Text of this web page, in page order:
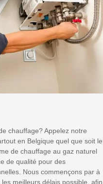
chauffage? Appelez notre
en Belgique quel que soit le
de chauffage au gaz naturel
de qualité pour des
Nous commençons par à
meilleurs délais possible, afin